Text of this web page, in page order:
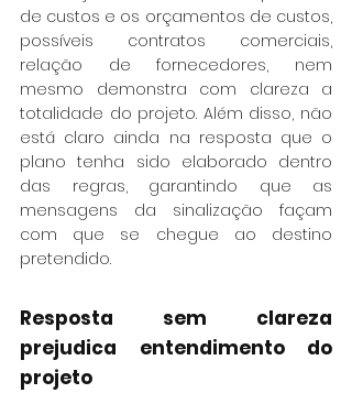
de custos e os orçamentos de custos,
possíveis contratos comerciais,
relação de fornecedores, nem
mesmo demonstra com clareza a
totalidade do projeto. Além disso, não
está claro ainda na resposta que o
plano tenha sido elaborado dentro
das regras, garantindo que as
mensagens da sinalização façam
com que se chegue ao destino
pretendido.
Resposta sem clareza
prejudica entendimento do
projeto